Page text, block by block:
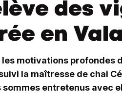
des
en
les motivations profondes
la maîtresse de chai
sommes entretenus avec